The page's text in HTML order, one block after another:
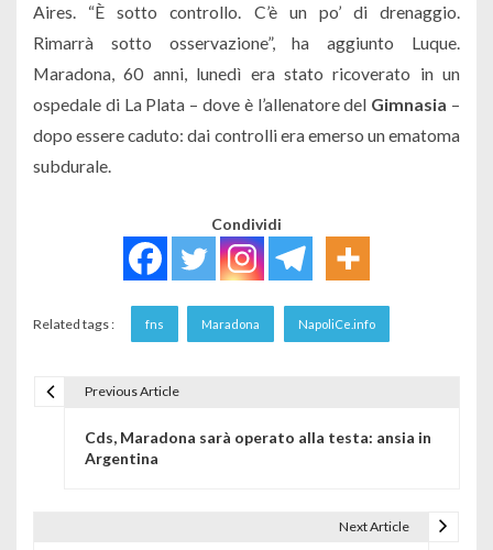
Aires. “È sotto controllo. C’è un po’ di drenaggio.
Rimarrà sotto osservazione”, ha aggiunto Luque.
Maradona, 60 anni, lunedì era stato ricoverato in un
ospedale di La Plata – dove è l’allenatore del Gimnasia –
dopo essere caduto: dai controlli era emerso un ematoma
subdurale.
Condividi
Related tags : fns Maradona NapoliCe.info
Previous Article
Cds, Maradona sarà operato alla testa: ansia in
Argentina
Next Article